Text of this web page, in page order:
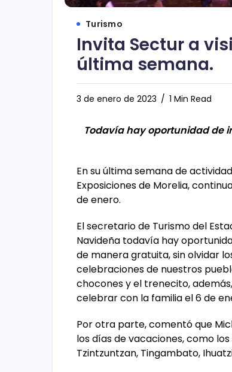
Turismo
Invita Sectur a
última semana.
3 de enero de 2023 1 Min Read
Todavía hay oportunidad de
En su última semana de
Exposiciones de Morelia,
de enero.
El secretario de Turismo del
Navideña todavía hay
de manera gratuita, sin olvidar
celebraciones de nuestros
chocones y el trenecito,
celebrar con la familia el 6 de
Por otra parte, comentó que
los días de vacaciones, como
Tzintzuntzan, Tingambato,